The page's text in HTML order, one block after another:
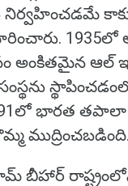
నిర్వహించడమే
1935లో
అంకితమైన ఆల్
భారత తపాలా
ముద్రించబడింది.
బీహార్